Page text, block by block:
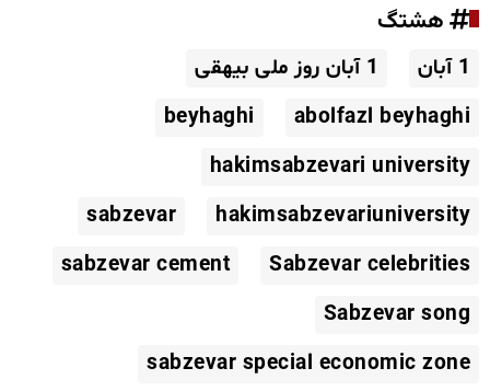
هشتگ
1 آبان
1 آبان روز ملی بیهقی
abolfazl beyhaghi
beyhaghi
hakimsabzevari university
hakimsabzevariuniversity
sabzevar
Sabzevar celebrities
sabzevar cement
Sabzevar song
sabzevar special economic zone